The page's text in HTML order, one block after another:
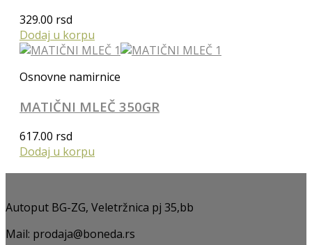
329.00 rsd
Dodaj u korpu
Osnovne namirnice
MATIČNI MLEČ 350GR
617.00 rsd
Dodaj u korpu
Autoput BG-ZG, Veletržnica pj 35,bb
Mail: prodaja@boneda.rs